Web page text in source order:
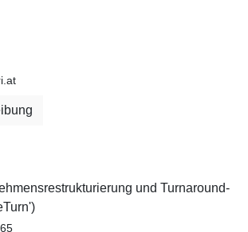
und Turnaround-